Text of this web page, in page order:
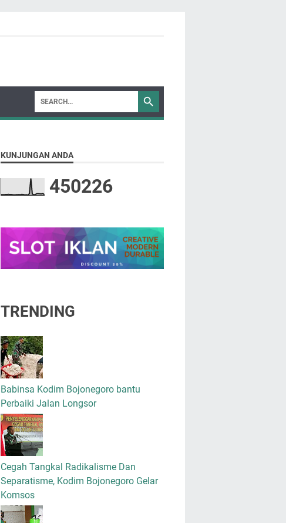
KUNJUNGAN ANDA
450226
TRENDING
Babinsa Kodim Bojonegoro bantu
Perbaiki Jalan Longsor
Cegah Tangkal Radikalisme Dan
Separatisme, Kodim Bojonegoro Gelar
Komsos